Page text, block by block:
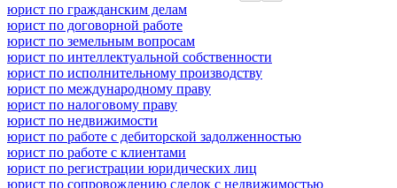
юрист по гражданским делам
юрист по договорной работе
юрист по земельным вопросам
юрист по интеллектуальной собственности
юрист по исполнительному производству
юрист по международному праву
юрист по налоговому праву
юрист по недвижимости
юрист по работе с дебиторской задолженностью
юрист по работе с клиентами
юрист по регистрации юридических лиц
юрист по сопровождению сделок с недвижимостью